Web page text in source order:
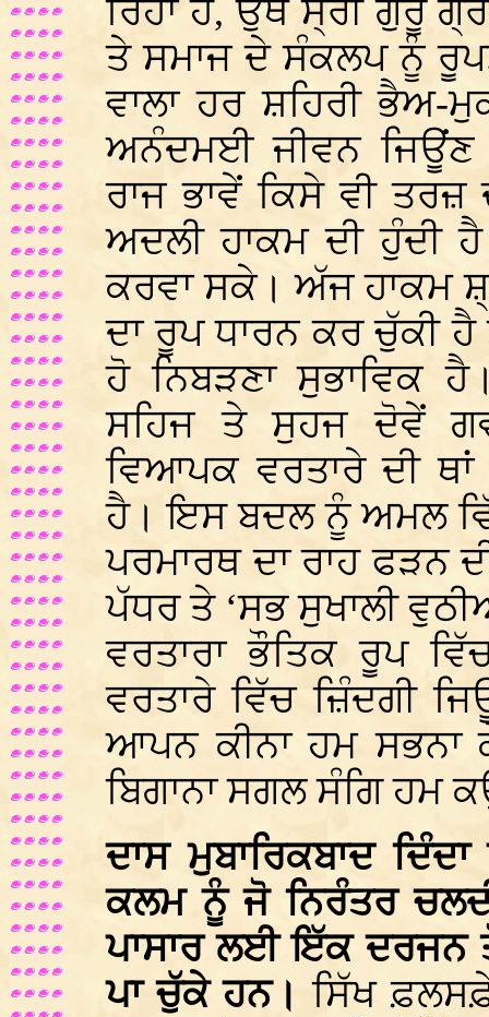
ਰਿਹਾ ਹੈ, ਉਥੇ ਸ੍ਰੀ ਗੁਰੂ
ਤੇ ਸਮਾਜ ਦੇ ਸੰਕਲਪ ਨੂੰ
ਵਾਲਾ ਹਰ ਸ਼ਹਿਰੀ ਭੈਅ-
ਅਨੰਦਮਈ ਜੀਵਨ ਜਿਊਂਣ
ਰਾਜ ਭਾਵੇਂ ਕਿਸੇ ਵੀ
ਅਦਲੀ ਹਾਕਮ ਦੀ
ਕਰਵਾ ਸਕੇ। ਅੱਜ ਹਾਕਮ
ਦਾ ਰੂਪ ਧਾਰਨ ਕਰ ਚੁੱਕੀ
ਹੋ ਨਿਬੜਣਾ ਸੁਭਾਵਿਕ
ਸਹਿਜ ਤੇ ਸੁਹਜ ਦੋਵੇਂ
ਵਿਆਪਕ ਵਰਤਾਰੇ ਦੀ
ਹੈ। ਇਸ ਬਦਲ ਨੂੰ ਅਮਲ
ਪਰਮਾਰਥ ਦਾ ਰਾਹ ਫੜਨ
ਪੱਧਰ ਤੇ ‘ਸਭ ਸੁਖਾਲੀ
ਵਰਤਾਰਾ ਭੌਤਿਕ ਰੂਪ
ਵਰਤਾਰੇ ਵਿੱਚ ਜ਼ਿੰਦਗੀ
ਆਪਨ ਕੀਨਾ ਹਮ ਸਭਨਾ
ਬਿਗਾਨਾ ਸਗਲ ਸੰਗਿ ਹਮ
ਦਾਸ ਮੁਬਾਰਿਕਬਾਦ
ਕਲਮ ਨੂੰ ਜੋ ਨਿਰੰਤਰ
ਪਾਸਾਰ ਲਈ ਇੱਕ ਦਰਜਨ
ਪਾ ਚੁੱਕੇ ਹਨ।ਸਿੱਖ